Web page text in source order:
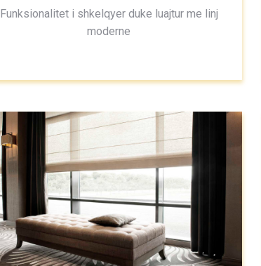
Funksionalitet i shkelqyer duke luajtur me linj
moderne